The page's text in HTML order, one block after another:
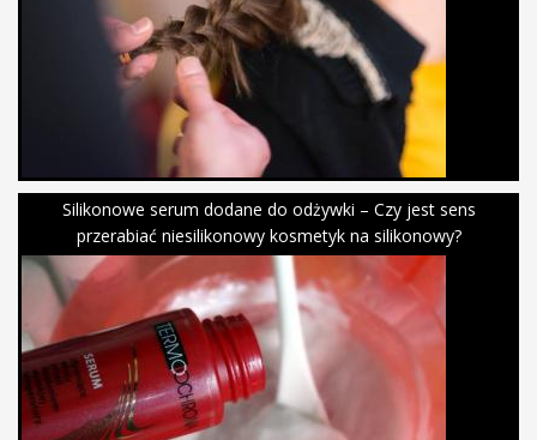
Silikonowe serum dodane do odżywki – Czy jest sens
przerabiać niesilikonowy kosmetyk na silikonowy?